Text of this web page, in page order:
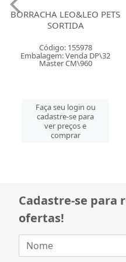
BORRACHA LEO&LEO PETS
SORTIDA
Código: 155978
Embalagem: Venda DP\32
Master CM\960
Faça seu login ou
cadastre-se para
ver preços e
comprar
Cadastre-se para
ofertas!